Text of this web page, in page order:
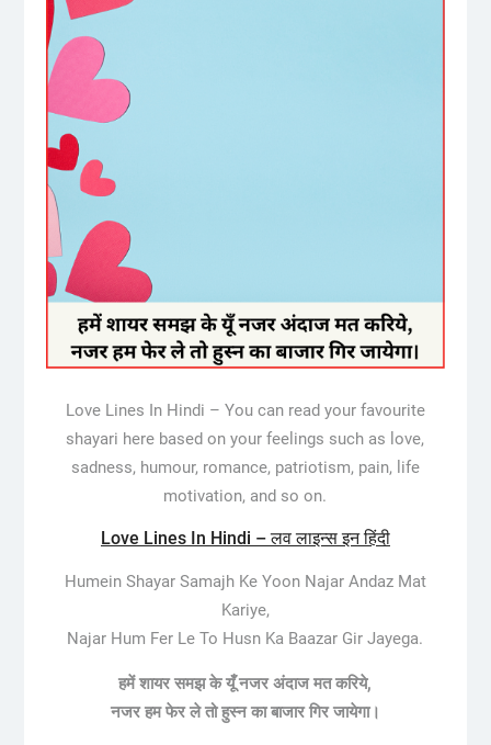
Love Lines In Hindi – You can read your favourite
shayari here based on your feelings such as love,
sadness, humour, romance, patriotism, pain, life
motivation, and so on.
Love Lines In Hindi – लव लाइन्स इन हिंदी
Humein Shayar Samajh Ke Yoon Najar Andaz Mat
Kariye,
Najar Hum Fer Le To Husn Ka Baazar Gir Jayega.
हमें शायर समझ के यूँ नजर अंदाज मत करिये,
नजर हम फेर ले तो हुस्न का बाजार गिर जायेगा।